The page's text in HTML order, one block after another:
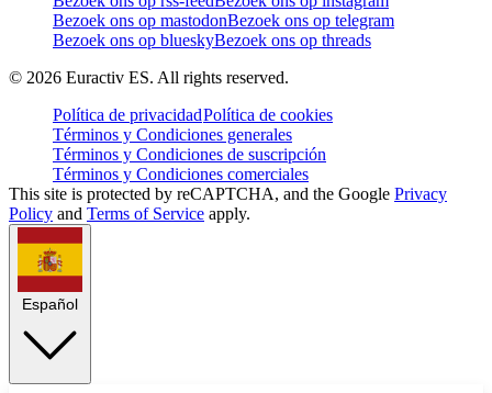
Bezoek ons op mastodonBezoek ons op telegram
Bezoek ons op blueskyBezoek ons op threads
© 2026 Euractiv ES. All rights reserved.
Política de privacidadPolítica de cookies
Términos y Condiciones generales
Términos y Condiciones de suscripción
Términos y Condiciones comerciales
This site is protected by reCAPTCHA, and the Google Privacy
Policy and Terms of Service apply.
Español